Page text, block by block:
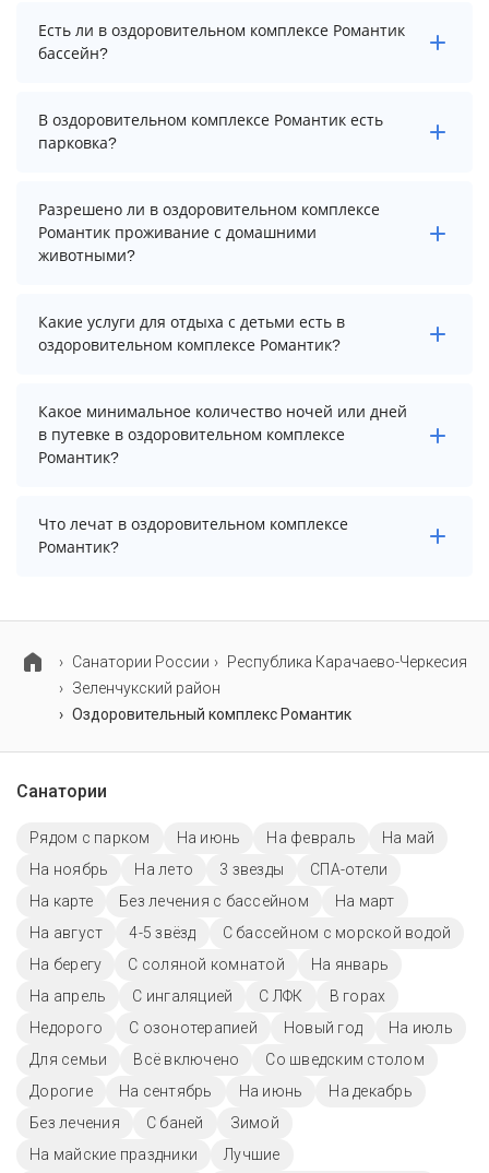
Заезд возможен после 14:00, а выезд необходимо
осуществить до 12:00.
Есть ли в оздоровительном комплексе Романтик
бассейн?
В оздоровительном комплексе Романтик нет
бассейна.
В оздоровительном комплексе Романтик есть
парковка?
В оздоровительном комплексе Романтик нет
парковки.
Разрешено ли в оздоровительном комплексе
Романтик проживание с домашними
животными?
Проживание с домашними животными разрешено.
Однако, это может оплачиваться дополнительно.
Какие услуги для отдыха с детьми есть в
оздоровительном комплексе Романтик?
Для детей в оздоровительном комплексе Романтик
работает детская площадка и игровая комната.
Какое минимальное количество ночей или дней
в путевке в оздоровительном комплексе
Романтик?
Минимальный срок путевки зависит от выбранного
тарифа. Для тарифа с лечением рекомендуем
Что лечат в оздоровительном комплексе
Романтик?
Cанатории России
Республика Карачаево-Черкесия
Зеленчукский район
Оздоровительный комплекс Романтик
Санатории
Рядом с парком На июнь На февраль
На май
На ноябрь
На лето 3 звезды
СПА-отели
На карте
Без лечения с бассейном
На март
На август
4-5 звёзд
С бассейном с морской водой
На берегу
С соляной комнатой
На январь
На апрель
С ингаляцией С ЛФК
В горах
Недорого
С озонотерапией Новый год
На июль
Для семьи
Всё включено
Со шведским столом
Дорогие
На сентябрь На июнь
На декабрь
Без лечения
С баней
Зимой
На майские праздники
Лучшие